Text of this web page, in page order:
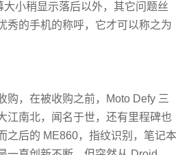
小稍显示落后以外，其它问题丝
秀的手机的称呼，它才可以称之为
购，在被收购之前，Moto Defy 三
江南北，闻名于世，还有里程碑也
之后的 ME860，指纹识别，笔记本